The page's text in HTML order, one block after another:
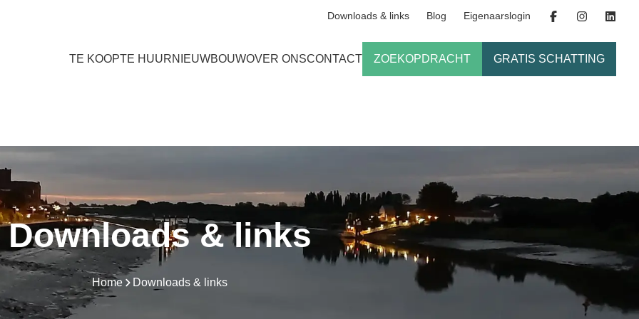
Downloads & links Blog Eigenaarslogin
TE KOOPTE HUURNIEUWBOUWOVER ONSCONTACT ZOEKOPDRACHT GRATIS SCHATTING
Downloads & links
Home Downloads & links